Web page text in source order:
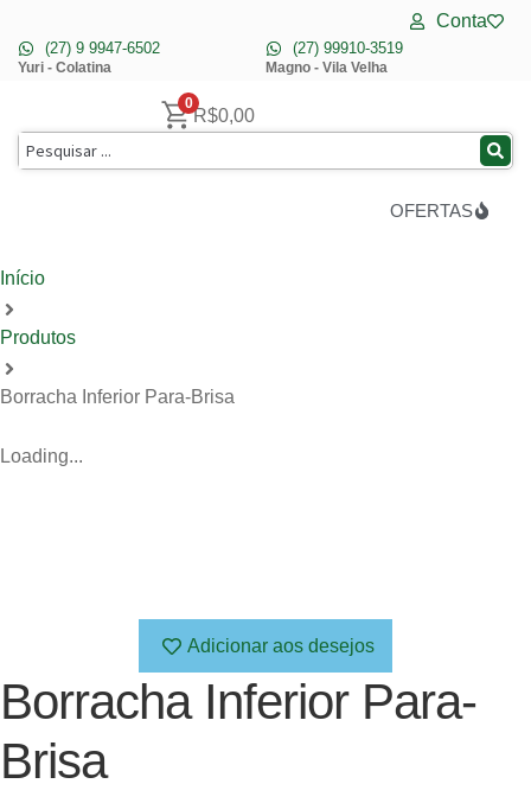
(27) 9 9947-6502
Yuri - Colatina
(27) 99910-3519
Magno - Vila Velha
Conta
0
R$0,00
OFERTAS
Início
Produtos
Borracha Inferior Para-Brisa
Loading...
Adicionar aos desejos
Borracha Inferior Para-
Brisa